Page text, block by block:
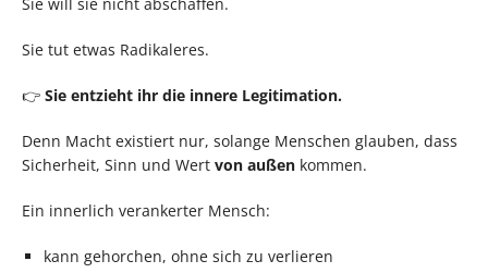
Sie tut etwas Radikaleres.
👉 Sie entzieht ihr die innere Legitimation.
Denn Macht existiert nur, solange Menschen glauben, dass
Sicherheit, Sinn und Wert von außen kommen.
Ein innerlich verankerter Mensch:
kann gehorchen, ohne sich zu verlieren